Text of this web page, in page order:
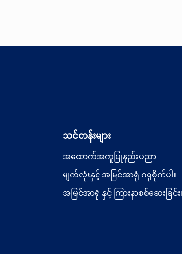
TAP - အိမ်
သင်တန်းများ
အထောက်အကူပြုနည်းပညာ
မျက်လုံးနှင့် အမြင်အာရုံ ဂရုစိုက်ပါ။
အမြင်အာရုံ နှင့် ကြားနာစစ်ဆေးခြင်း